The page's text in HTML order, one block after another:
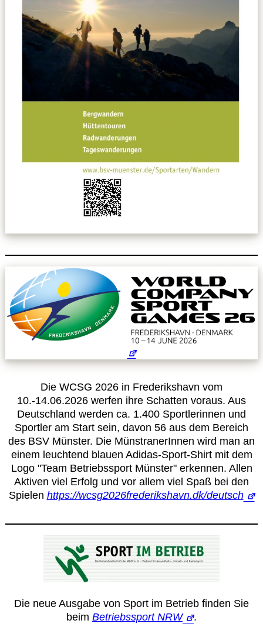
Datenschutzerklärung
übergeordnete Verbände
Chronik
Leitbild
Service
Anmeldung zum Erste-Hilfe-Kurs
Kalender
Site Map
Anmelden
Die WCSG 2026 in Frederikshavn vom
10.-14.06.2026 werfen ihre Schatten voraus. Aus
Deutschland werden ca. 1.400 Sportlerinnen und
Sportler am Start sein, davon 56 aus dem Bereich
des BSV Münster. Die MünstranerInnen wird man an
einem leuchtend blauen Adidas-Sport-Shirt mit dem
Logo "Team Betriebssport Münster" erkennen. Allen
Aktiven viel Erfolg und vor allem viel Spaß bei den
Spielen https://wcsg2026frederikshavn.dk/deutsch
Die neue Ausgabe von Sport im Betrieb finden Sie
beim Betriebssport NRW .